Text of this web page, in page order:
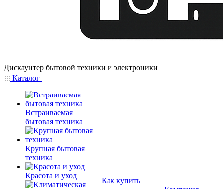
Дискаунтер бытовой техники и электроники
Каталог
Встраиваемая
бытовая техника
Крупная бытовая
техника
Красота и уход
Как купить